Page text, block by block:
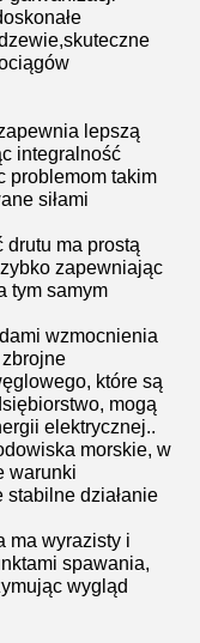
lepszą
integralność
problemom takim
siłami
drutu ma prostą
zapewniając
tym samym
wzmocnienia
które są
mogą
elektrycznej..
morskie, w
warunki
stabilne działanie
ma wyrazisty i
spawania,
wygląd